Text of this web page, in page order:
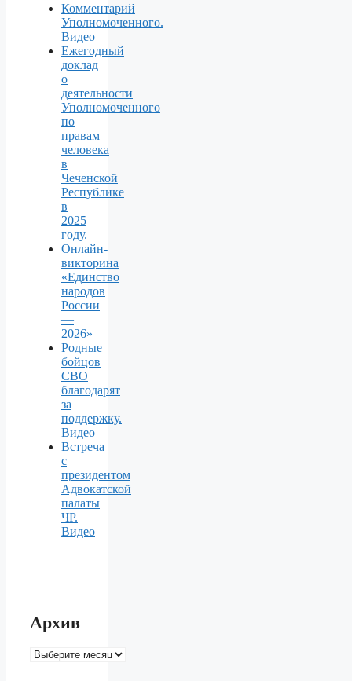
Комментарий
Уполномоченного.
Видео
Ежегодный
доклад
о
деятельности
Уполномоченного
по
правам
человека
в
Чеченской
Республике
в
2025
году.
Онлайн-
викторина
«Единство
народов
России
—
2026»
Родные
бойцов
СВО
благодарят
за
поддержку.
Видео
Встреча
с
президентом
Адвокатской
палаты
ЧР.
Видео
Архив
Архив